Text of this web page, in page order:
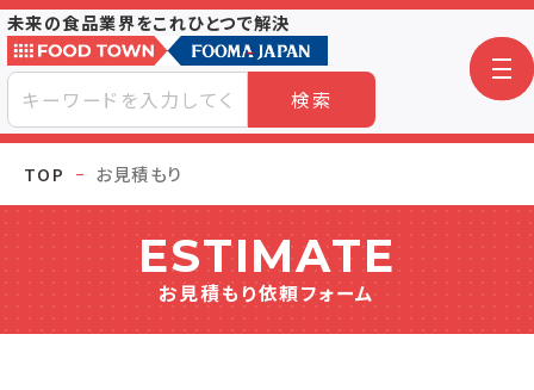
未来の食品業界をこれひとつで解決
検索
TOP お見積もり
ESTIMATE
お見積もり依頼フォーム